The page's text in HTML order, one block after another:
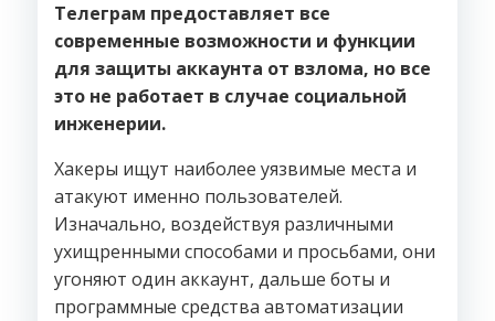
Телеграм предоставляет все
современные возможности и функции
для защиты аккаунта от взлома, но все
это не работает в случае социальной
инженерии.
Хакеры ищут наиболее уязвимые места и
атакуют именно пользователей.
Изначально, воздействуя различными
ухищренными способами и просьбами, они
угоняют один аккаунт, дальше боты и
программные средства автоматизации